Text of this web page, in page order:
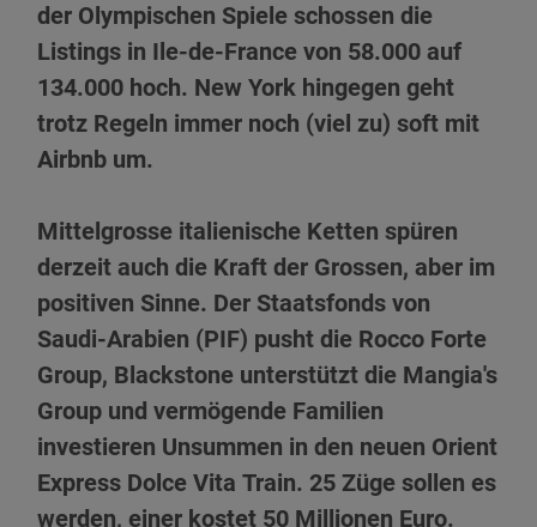
der Olympischen Spiele schossen die
Listings in Ile-de-France von 58.000 auf
134.000 hoch. New York hingegen geht
trotz Regeln immer noch (viel zu) soft mit
Airbnb um.
Mittelgrosse italienische Ketten spüren
derzeit auch die Kraft der Grossen, aber im
positiven Sinne. Der Staatsfonds von
Saudi-Arabien (PIF) pusht die Rocco Forte
Group, Blackstone unterstützt die Mangia's
Group und vermögende Familien
investieren Unsummen in den neuen Orient
Express Dolce Vita Train. 25 Züge sollen es
werden, einer kostet 50 Millionen Euro.